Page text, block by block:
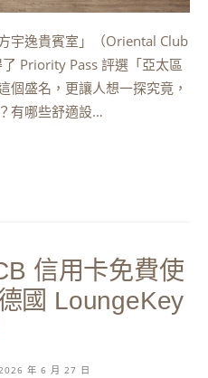
宇逸貴賓室」（Oriental Club
Priority Pass 評選「亞太區
個盛名，更讓人想一探究竟，
有哪些舒適設…
信用卡免費使
國 LoungeKey
2026 年 6 月 27 日